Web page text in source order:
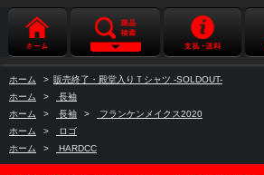
ホーム > 販売終了・殿堂入りＴシャツ -SOLDOUT-
ホーム
>
長袖
ホーム
> 長袖 >
フランケンメイクス2020
ホーム
>
ロゴ
ホーム
> HARDCC